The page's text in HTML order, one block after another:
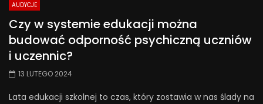
AUDYCJE
Czy w systemie edukacji można
budować odporność psychiczną uczniów
i uczennic?
13 LUTEGO 2024
Lata edukacji szkolnej to czas, który zostawia w nas ślady na